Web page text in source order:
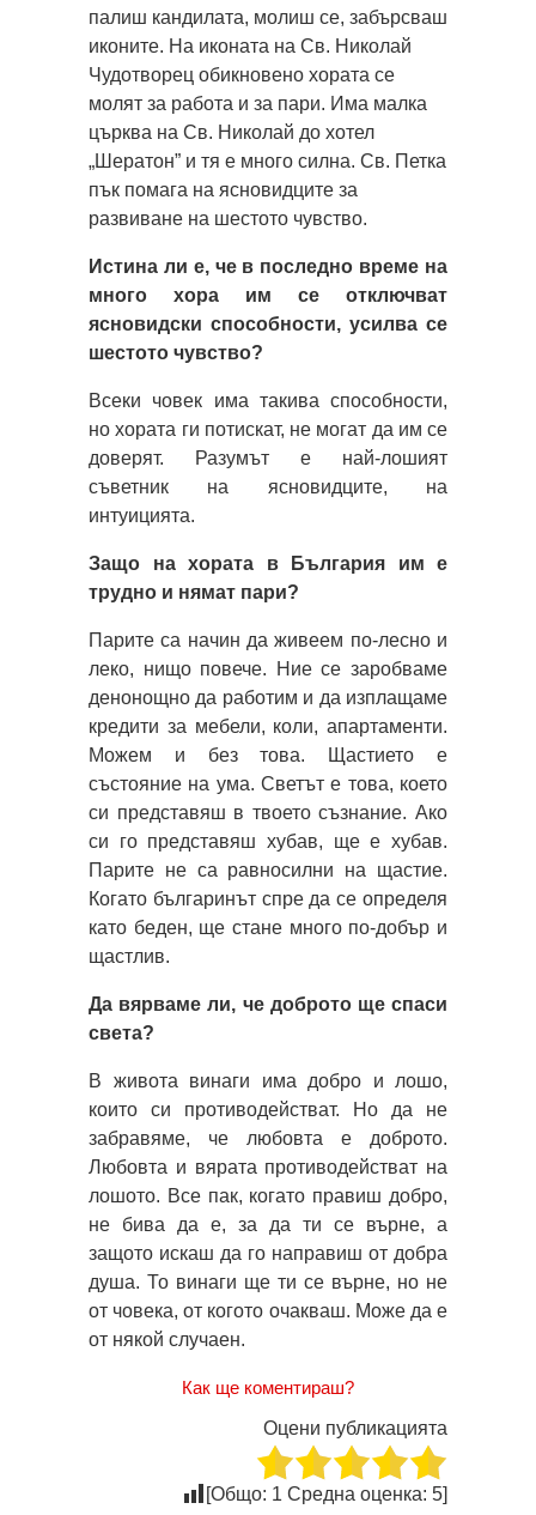
палиш кандилата, молиш се, забърсваш
иконите. На иконата на Св. Николай
Чудотворец обикновено хората се
молят за работа и за пари. Има малка
църква на Св. Николай до хотел
„Шератон” и тя е много силна. Св. Петка
пък помага на ясновидците за
развиване на шестото чувство.
Истина ли е, че в последно време на
много хора им се отключват
ясновидски способности, усилва се
шестото чувство?
Всеки човек има такива способности,
но хората ги потискат, не могат да им се
доверят. Разумът е най-лошият
съветник на ясновидците, на
интуицията.
Защо на хората в България им е
трудно и нямат пари?
Парите са начин да живеем по-лесно и
леко, нищо повече. Ние се заробваме
денонощно да работим и да изплащаме
кредити за мебели, коли, апартаменти.
Можем и без това. Щастието е
състояние на ума. Светът е това, което
си представяш в твоето съзнание. Ако
си го представяш хубав, ще е хубав.
Парите не са равносилни на щастие.
Когато българинът спре да се определя
като беден, ще стане много по-добър и
щастлив.
Да вярваме ли, че доброто ще спаси
света?
В живота винаги има добро и лошо,
които си противодействат. Но да не
забравяме, че любовта е доброто.
Любовта и вярата противодействат на
лошото. Все пак, когато правиш добро,
не бива да е, за да ти се върне, а
защото искаш да го направиш от добра
душа. То винаги ще ти се върне, но не
от човека, от когото очакваш. Може да е
от някой случаен.
Как ще коментираш?
Оцени публикацията
[Общо: 1 Средна оценка: 5]